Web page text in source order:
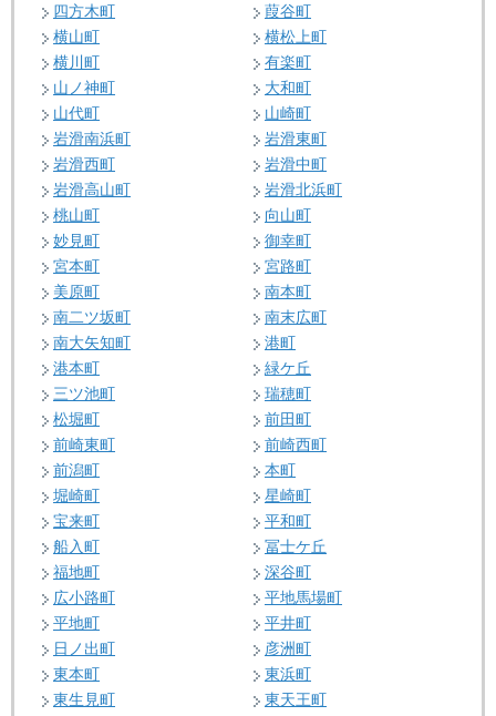
四方木町
葭谷町
横山町
横松上町
横川町
有楽町
山ノ神町
大和町
山代町
山崎町
岩滑南浜町
岩滑東町
岩滑西町
岩滑中町
岩滑高山町
岩滑北浜町
桃山町
向山町
妙見町
御幸町
宮本町
宮路町
美原町
南本町
南二ツ坂町
南末広町
南大矢知町
港町
港本町
緑ケ丘
三ツ池町
瑞穂町
松堀町
前田町
前崎東町
前崎西町
前潟町
本町
堀崎町
星崎町
宝来町
平和町
船入町
冨士ケ丘
福地町
深谷町
広小路町
平地馬場町
平地町
平井町
日ノ出町
彦洲町
東本町
東浜町
東生見町
東天王町